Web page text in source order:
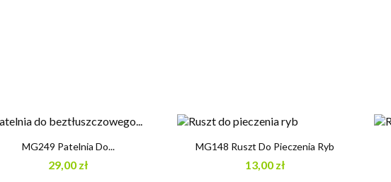
Szybki podgląd
MG249 Patelnia Do...
29,00 zł
Szybki podgląd
MG148 Ruszt Do Pieczenia Ryb
13,00 zł